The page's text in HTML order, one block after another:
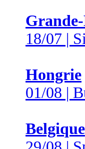
18/07 |
Hongrie
01/08 |
Belgique